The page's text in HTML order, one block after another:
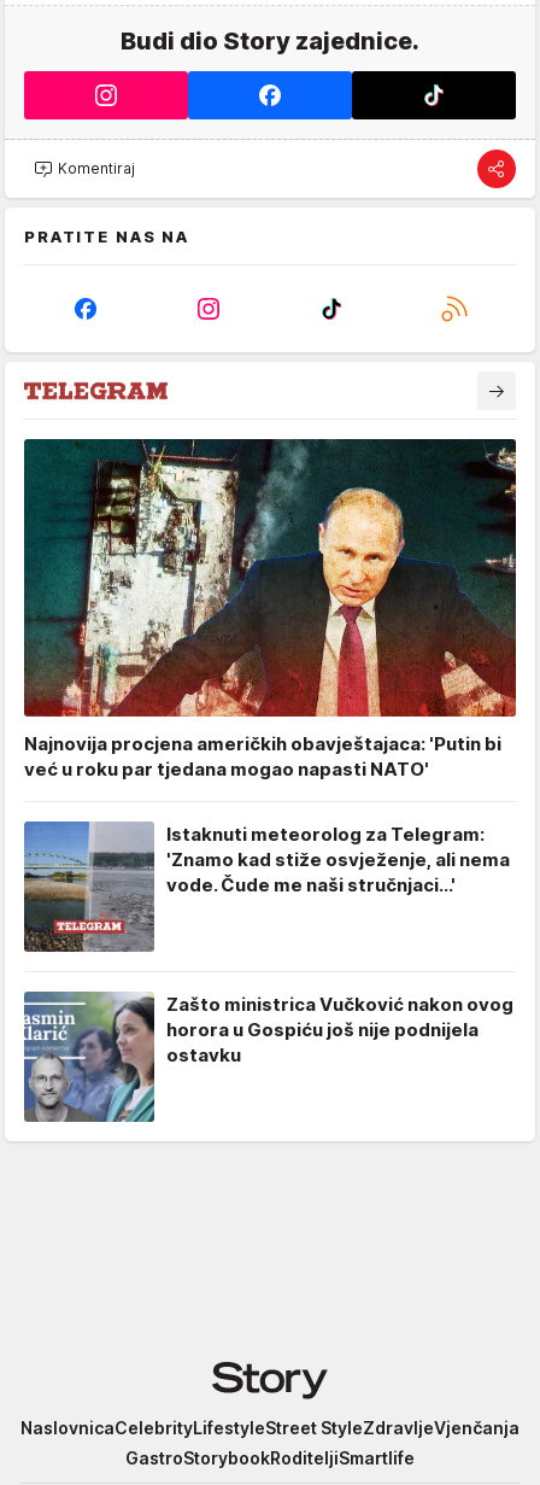
Budi dio Story zajednice.
Komentiraj
PRATITE NAS NA
Najnovija procjena američkih obavještajaca: 'Putin bi
već u roku par tjedana mogao napasti NATO'
Istaknuti meteorolog za Telegram:
'Znamo kad stiže osvježenje, ali nema
vode. Čude me naši stručnjaci...'
Zašto ministrica Vučković nakon ovog
horora u Gospiću još nije podnijela
ostavku
Story
NaslovnicaCelebrityLifestyleStreet StyleZdravljeVjenčanja
GastroStorybookRoditeljiSmartlife